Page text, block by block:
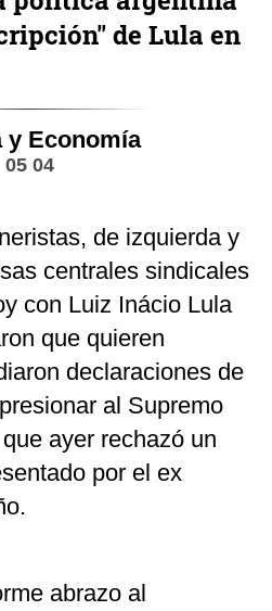
de Lula en
y Economía
05 04
de izquierda y
centrales sindicales
con Luiz Inácio Lula
que quieren
declaraciones de
al Supremo
ayer rechazó un
por el ex
abrazo al